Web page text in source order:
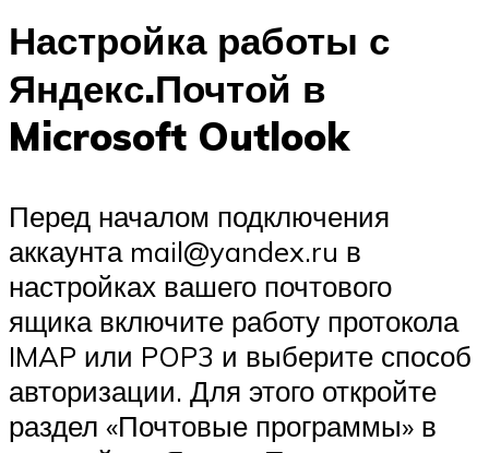
Настройка работы с
Яндекс.Почтой в
Microsoft Outlook
Перед началом подключения
аккаунта mail@yandex.ru в
настройках вашего почтового
ящика включите работу протокола
IMAP или POP3 и выберите способ
авторизации. Для этого откройте
раздел «Почтовые программы» в